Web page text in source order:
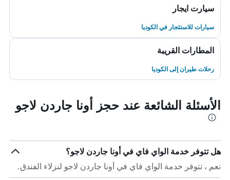
سيارت ايجار
سيارات للاستئجار في الكوديا
المطارات القريبة
رحلات طيران إلى الكوديا
الأسئلة الشائعة عند حجز أونا جاردن لاجو
هل تتوفر خدمة الواي فاي في أونا جاردن لاجو؟
نعم ، تتوفر خدمة الواي فاي في أونا جاردن لاجو لنزلاء الفندق.